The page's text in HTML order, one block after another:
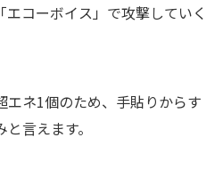
コーボイス」で攻撃していく
エネ1個のため、手貼りからす
言えます。